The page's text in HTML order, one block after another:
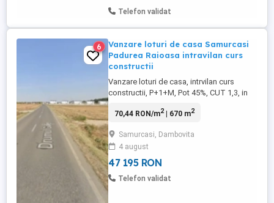
Telefon validat
6
Vanzare loturi de casa Samurcasi
Padurea Raioasa intravilan curs
constructii
Vanzare loturi de casa, intrvilan curs
constructii, P+1+M, Pot 45%, CUT 1,3, in
Guliei (drum asfaltat), avand ca vecinatati
de executie. Suprafata totala a terenului
este de 670 mp, cu o deschidere de 20 ml
si acces ...
70,44 RON/m2| 670 m2
Samurcasi, Dambovita
4 august
47 195 RON
Telefon validat